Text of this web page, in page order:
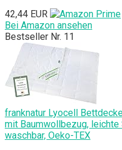
42,44 EUR
Bei Amazon ansehen
Bestseller Nr. 11
franknatur Lyocell
mit Baumwollbezug,
waschbar, Oeko-TEX